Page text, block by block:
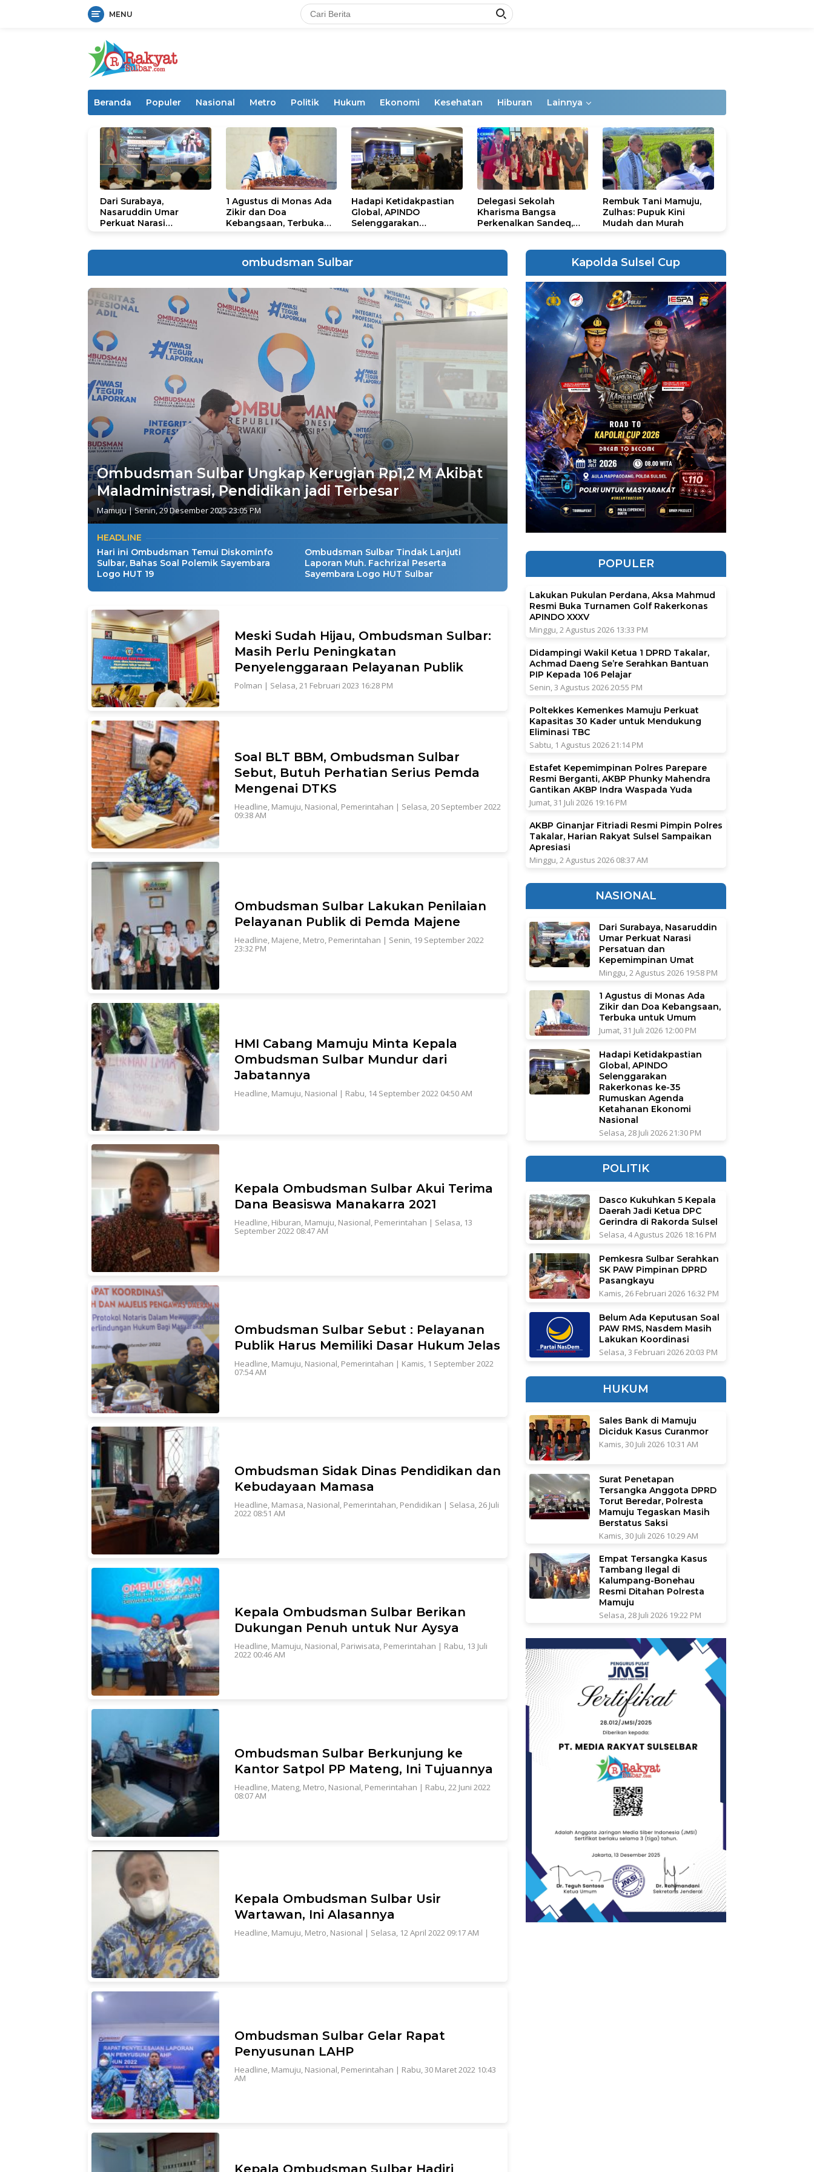
MENU
Beranda Populer Nasional Metro Politik Hukum Ekonomi Kesehatan Hiburan Lainnya
Dari Surabaya,
Nasaruddin Umar
Perkuat Narasi
1 Agustus di Monas Ada
Zikir dan Doa
Kebangsaan, Terbuka
Hadapi Ketidakpastian
Global, APINDO
Selenggarakan
Delegasi Sekolah
Kharisma Bangsa
Perkenalkan Sandeq,
STEAM Olympiad 2026
Rembuk Tani Mamuju,
Zulhas: Pupuk Kini
Mudah dan Murah
ombudsman Sulbar
Ombudsman Sulbar Ungkap Kerugian Rp1,2 M Akibat
Maladministrasi, Pendidikan jadi Terbesar
Mamuju|Senin, 29 Desember 2025 23:05 PM
HEADLINE
Hari ini Ombudsman Temui Diskominfo
Sulbar, Bahas Soal Polemik Sayembara
Logo HUT 19
Ombudsman Sulbar Tindak Lanjuti
Laporan Muh. Fachrizal Peserta
Sayembara Logo HUT Sulbar
Meski Sudah Hijau, Ombudsman Sulbar:
Masih Perlu Peningkatan
Penyelenggaraan Pelayanan Publik
Polman | Selasa, 21 Februari 2023 16:28 PM
Soal BLT BBM, Ombudsman Sulbar
Sebut, Butuh Perhatian Serius Pemda
Mengenai DTKS
Headline, Mamuju, Nasional, Pemerintahan | Selasa, 20 September 2022
09:38 AM
Ombudsman Sulbar Lakukan Penilaian
Pelayanan Publik di Pemda Majene
Headline, Majene, Metro, Pemerintahan | Senin, 19 September 2022
23:32 PM
HMI Cabang Mamuju Minta Kepala
Ombudsman Sulbar Mundur dari
Jabatannya
Headline, Mamuju, Nasional | Rabu, 14 September 2022 04:50 AM
Kepala Ombudsman Sulbar Akui Terima
Dana Beasiswa Manakarra 2021
Headline, Hiburan, Mamuju, Nasional, Pemerintahan | Selasa, 13
September 2022 08:47 AM
Ombudsman Sulbar Sebut : Pelayanan
Publik Harus Memiliki Dasar Hukum Jelas
Headline, Mamuju, Nasional, Pemerintahan | Kamis, 1 September 2022
07:54 AM
Ombudsman Sidak Dinas Pendidikan dan
Kebudayaan Mamasa
Headline, Mamasa, Nasional, Pemerintahan, Pendidikan | Selasa, 26 Juli
2022 08:51 AM
Kepala Ombudsman Sulbar Berikan
Dukungan Penuh untuk Nur Aysya
Headline, Mamuju, Nasional, Pariwisata, Pemerintahan | Rabu, 13 Juli
2022 00:46 AM
Ombudsman Sulbar Berkunjung ke
Kantor Satpol PP Mateng, Ini Tujuannya
Headline, Mateng, Metro, Nasional, Pemerintahan | Rabu, 22 Juni 2022
08:07 AM
Kepala Ombudsman Sulbar Usir
Wartawan, Ini Alasannya
Headline, Mamuju, Metro, Nasional | Selasa, 12 April 2022 09:17 AM
Ombudsman Sulbar Gelar Rapat
Penyusunan LAHP
Headline, Mamuju, Nasional, Pemerintahan | Rabu, 30 Maret 2022 10:43
AM
Kapolda Sulsel Cup
POPULER
Lakukan Pukulan Perdana, Aksa Mahmud
Resmi Buka Turnamen Golf Rakerkonas
APINDO XXXV
Minggu, 2 Agustus 2026 13:33 PM
Didampingi Wakil Ketua 1 DPRD Takalar,
Achmad Daeng Se’re Serahkan Bantuan
PIP Kepada 106 Pelajar
Senin, 3 Agustus 2026 20:55 PM
Poltekkes Kemenkes Mamuju Perkuat
Kapasitas 30 Kader untuk Mendukung
Eliminasi TBC
Sabtu, 1 Agustus 2026 21:14 PM
Estafet Kepemimpinan Polres Parepare
Resmi Berganti, AKBP Phunky Mahendra
Gantikan AKBP Indra Waspada Yuda
Jumat, 31 Juli 2026 19:16 PM
AKBP Ginanjar Fitriadi Resmi Pimpin Polres
Takalar, Harian Rakyat Sulsel Sampaikan
Apresiasi
Minggu, 2 Agustus 2026 08:37 AM
NASIONAL
Dari Surabaya, Nasaruddin
Umar Perkuat Narasi
Persatuan dan
Kepemimpinan Umat
Minggu, 2 Agustus 2026 19:58 PM
1 Agustus di Monas Ada
Zikir dan Doa Kebangsaan,
Terbuka untuk Umum
Jumat, 31 Juli 2026 12:00 PM
Hadapi Ketidakpastian
Global, APINDO
Selenggarakan
Rakerkonas ke-35
Rumuskan Agenda
Ketahanan Ekonomi
Nasional
Selasa, 28 Juli 2026 21:30 PM
POLITIK
Dasco Kukuhkan 5 Kepala
Daerah Jadi Ketua DPC
Gerindra di Rakorda Sulsel
Selasa, 4 Agustus 2026 18:16 PM
Pemkesra Sulbar Serahkan
SK PAW Pimpinan DPRD
Pasangkayu
Kamis, 26 Februari 2026 16:32 PM
Belum Ada Keputusan Soal
PAW RMS, Nasdem Masih
Lakukan Koordinasi
Selasa, 3 Februari 2026 20:03 PM
HUKUM
Sales Bank di Mamuju
Diciduk Kasus Curanmor
Kamis, 30 Juli 2026 10:31 AM
Surat Penetapan
Tersangka Anggota DPRD
Torut Beredar, Polresta
Mamuju Tegaskan Masih
Berstatus Saksi
Kamis, 30 Juli 2026 10:29 AM
Empat Tersangka Kasus
Tambang Ilegal di
Kalumpang-Bonehau
Resmi Ditahan Polresta
Mamuju
Selasa, 28 Juli 2026 19:22 PM